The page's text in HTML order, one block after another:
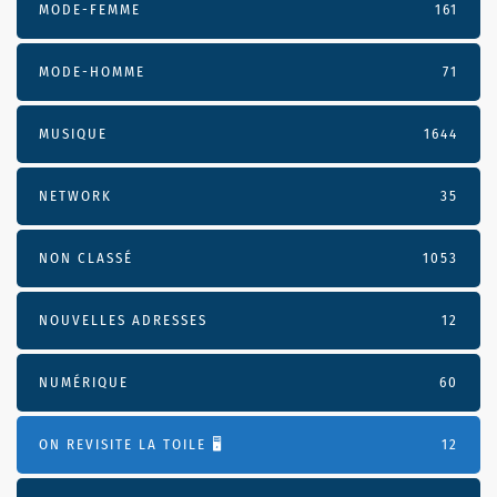
MODE-FEMME 161
MODE-HOMME 71
MUSIQUE 1644
NETWORK 35
NON CLASSÉ 1053
NOUVELLES ADRESSES 12
NUMÉRIQUE 60
ON REVISITE LA TOILE 🖥️ 12